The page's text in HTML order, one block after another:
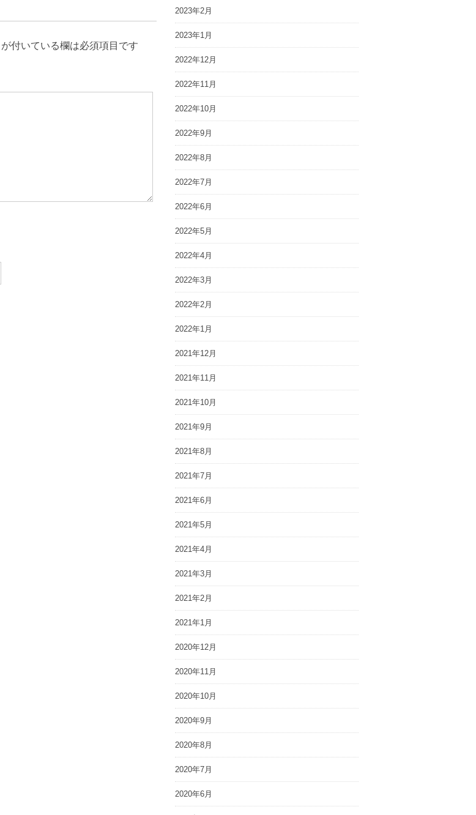
が付いている欄は必須項目です
2023年2月
2023年1月
2022年12月
2022年11月
2022年10月
2022年9月
2022年8月
2022年7月
2022年6月
2022年5月
2022年4月
2022年3月
2022年2月
2022年1月
2021年12月
2021年11月
2021年10月
2021年9月
2021年8月
2021年7月
2021年6月
2021年5月
2021年4月
2021年3月
2021年2月
2021年1月
2020年12月
2020年11月
2020年10月
2020年9月
2020年8月
2020年7月
2020年6月